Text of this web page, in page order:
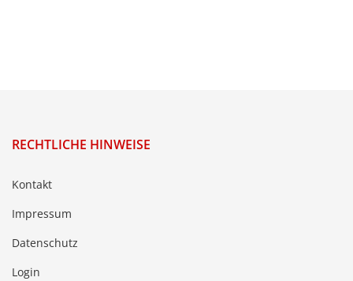
RECHTLICHE HINWEISE
Kontakt
Impressum
Datenschutz
Login